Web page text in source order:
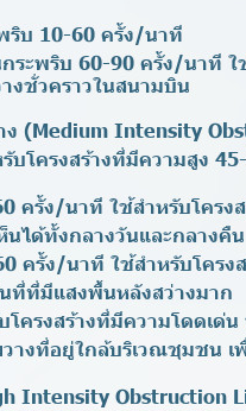
ริบ 10-60 ครั้ง/นาที
กระพริบ 60-90 ครั้ง/นาที
งชั่วคราวในสนามบิน
ง (Medium Intensity
โครงสร้างที่มีความสูง
ครั้ง/นาที ใช้สำหรับโครง
นได้ทั้งกลางวันและกลางคืน
ครั้ง/นาที ใช้สำหรับโครง
นที่ที่มีแสงพื้นหลังสว่างมาก
ครงสร้างที่มีความโดดเด่น
างที่อยู่ใกล้บริเวณชุมชน เ
Intensity Obstruction